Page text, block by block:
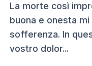
La morte così
buona e onesta
sofferenza. In
vostro dolor...